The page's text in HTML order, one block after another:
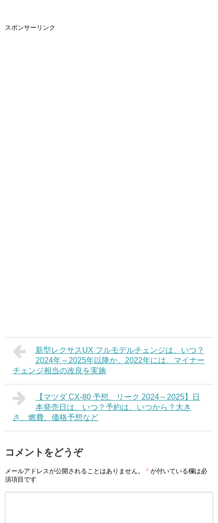
スポンサーリンク
新型レクサスUX フルモデルチェンジは、いつ？
2024年～2025年以降か。2022年には、マイナー
チェンジ相当の改良を実施
【マツダ CX-80 予想、リーク 2024～2025】日
本発売日は、いつ？予約は、いつから？大き
さ、燃費、価格予想など
コメントをどうぞ
メールアドレスが公開されることはありません。 * が付いている欄は必
須項目です